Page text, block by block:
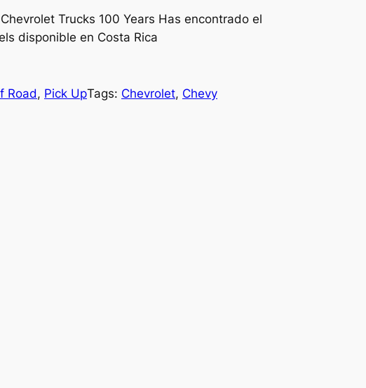
Trucks 100 Years Has encontrado el
disponible en Costa Rica
Road, Pick UpTags: Chevrolet, Chevy